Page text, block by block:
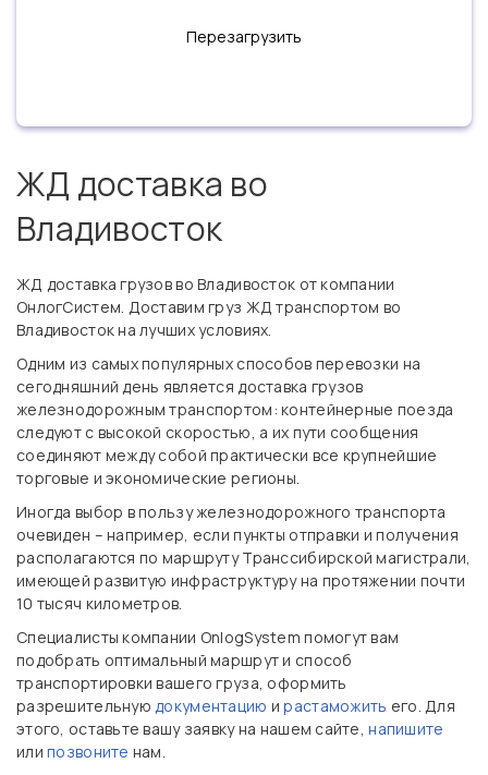
Перезагрузить
ЖД доставка во
Владивосток
ЖД доставка грузов во Владивосток от компании
ОнлогСистем. Доставим груз ЖД транспортом во
Владивосток на лучших условиях.
Одним из самых популярных способов перевозки на
сегодняшний день является доставка грузов
железнодорожным транспортом: контейнерные поезда
следуют с высокой скоростью, а их пути сообщения
соединяют между собой практически все крупнейшие
торговые и экономические регионы.
Иногда выбор в пользу железнодорожного транспорта
очевиден – например, если пункты отправки и получения
располагаются по маршруту Транссибирской магистрали,
имеющей развитую инфраструктуру на протяжении почти
10 тысяч километров.
Специалисты компании OnlogSystem помогут вам
подобрать оптимальный маршрут и способ
транспортировки вашего груза, оформить
разрешительнуюдокументацию ирастаможить его. Для
этого, оставьте вашу заявку на нашем сайте,напишите
илипозвоните нам.